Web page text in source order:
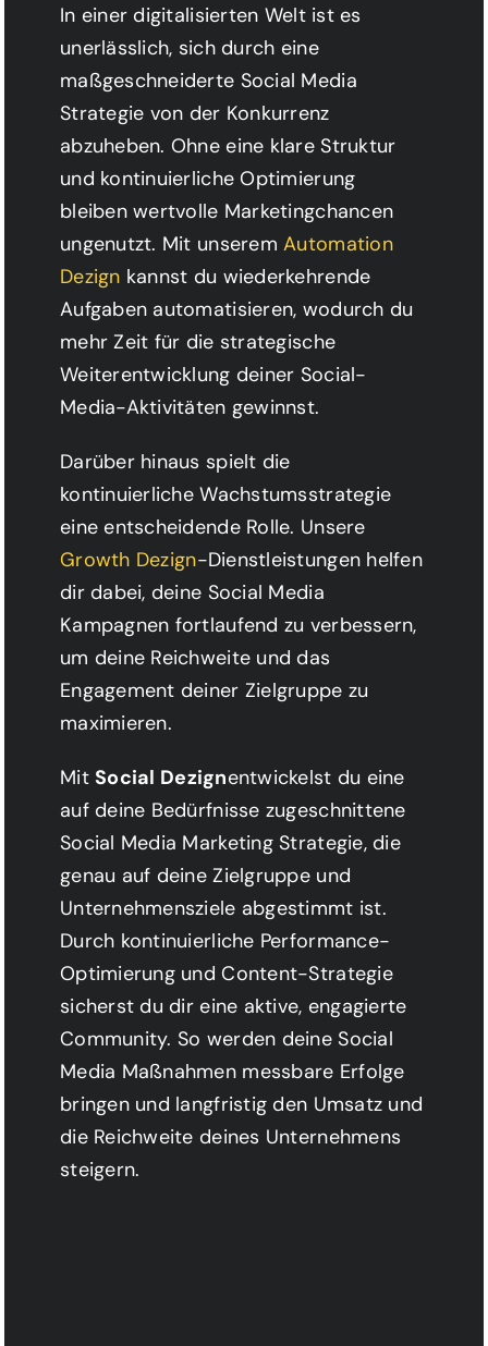
In einer digitalisierten Welt ist es
unerlässlich, sich durch eine
maßgeschneiderte Social Media
Strategie von der Konkurrenz
abzuheben. Ohne eine klare Struktur
und kontinuierliche Optimierung
bleiben wertvolle Marketingchancen
ungenutzt. Mit unseremAutomation
Dezign kannst du wiederkehrende
Aufgaben automatisieren, wodurch du
mehr Zeit für die strategische
Weiterentwicklung deiner Social-
Media-Aktivitäten gewinnst.
Darüber hinaus spielt die
kontinuierliche Wachstumsstrategie
eine entscheidende Rolle. Unsere
Growth Dezign-Dienstleistungen helfen
dir dabei, deine Social Media
Kampagnen fortlaufend zu verbessern,
um deine Reichweite und das
Engagement deiner Zielgruppe zu
maximieren.
MitSocial Dezignentwickelst du eine
auf deine Bedürfnisse zugeschnittene
Social Media Marketing Strategie, die
genau auf deine Zielgruppe und
Unternehmensziele abgestimmt ist.
Durch kontinuierliche Performance-
Optimierung und Content-Strategie
sicherst du dir eine aktive, engagierte
Community. So werden deine Social
Media Maßnahmen messbare Erfolge
bringen und langfristig den Umsatz und
die Reichweite deines Unternehmens
steigern.